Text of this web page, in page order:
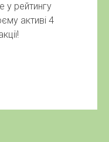
у рейтингу
активі 4